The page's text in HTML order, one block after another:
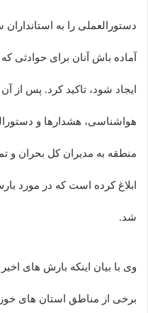
دستورالعملی را به
آماده باش آنان برای
ایجاد شود، تاکید کرد. پس از
هواشناسی، هشدارها و
منطقه به مدیران کل بحران و
ابلاغ کرده است که در مورد
شد.
وی با بیان اینکه بارش های
برخی از مناطق استان های